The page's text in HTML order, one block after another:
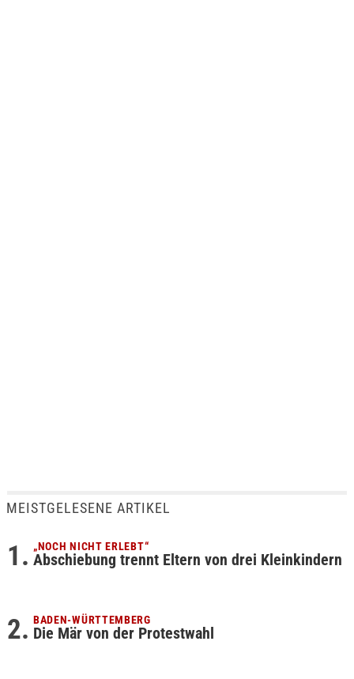
MEISTGELESENE ARTIKEL
„NOCH NICHT ERLEBT“
Abschiebung trennt Eltern von drei Kleinkindern
BADEN-WÜRTTEMBERG
Die Mär von der Protestwahl